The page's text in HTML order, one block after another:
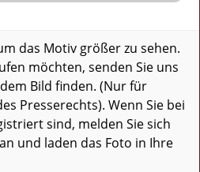
das Motiv größer zu sehen.
möchten, senden Sie uns
Bild finden. (Nur für
Presserechts). Wenn Sie bei
sind, melden Sie sich
und laden das Foto in Ihre